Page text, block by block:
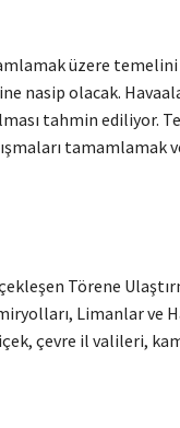
üzere temelini
nasip olacak.
tahmin ediliyor.
tamamlamak
Törene
Limanlar ve
çevre il valileri,